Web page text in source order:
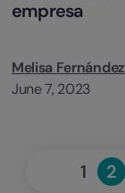
empresa
Melisa Fernández
June 7, 2023
PreviousPage
1 2